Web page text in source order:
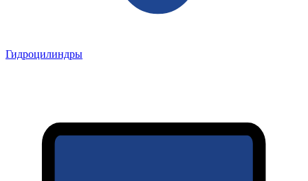
Гидроцилиндры